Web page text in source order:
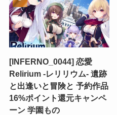
[INFERNO_0044] 恋愛
Relirium ‐レリリウム‐ 遺跡
と出逢いと冒険と 予約作品
16%ポイント還元キャンペ
ーン 学園もの